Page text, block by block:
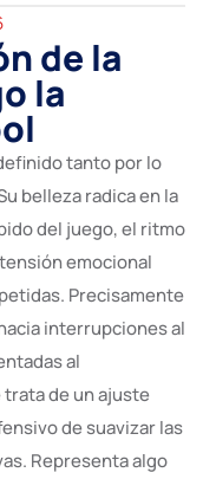
de la
la
tanto por lo
belleza radica en la
del juego, el ritmo
emocional
Precisamente
interrupciones al
al
de un ajuste
de suavizar las
Representa algo